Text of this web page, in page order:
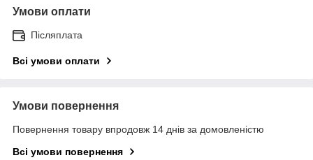
Умови оплати
Післяплата
Всі умови оплати
Умови повернення
Повернення товару впродовж 14 днів за домовленістю
Всі умови повернення